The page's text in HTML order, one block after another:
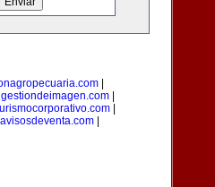
|
gestiondeimagen.com
avisosdeventa.com